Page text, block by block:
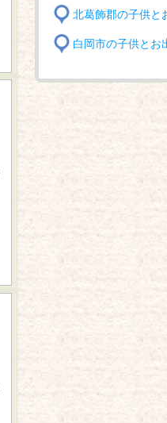
北葛飾郡の子供と
白岡市の子供とお